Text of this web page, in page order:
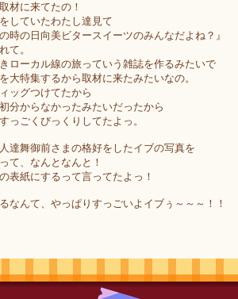
材に来てたの！
していたわたし達見て
時の日向美ビタースイーツのみんなだよね？』
て。
ローカル線の旅っていう雑誌を作るみたいで
大特集するから取材に来たみたいなの。
ッグつけてたから
分からなかったみたいだったから
っごくびっくりしてたよっ。
達舞御前さまの格好をしたイブの写真を
て、なんとなんと！
表紙にするって言ってたよっ！
なんて、やっぱりすっごいよイブぅ～～～！！